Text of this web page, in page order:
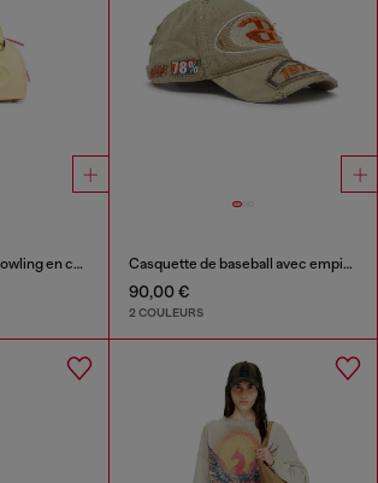
1DR Dome-Petit sac bowling en cuir Casquette de baseball avec empiècements brodés
90,00 €
2 COULEURS